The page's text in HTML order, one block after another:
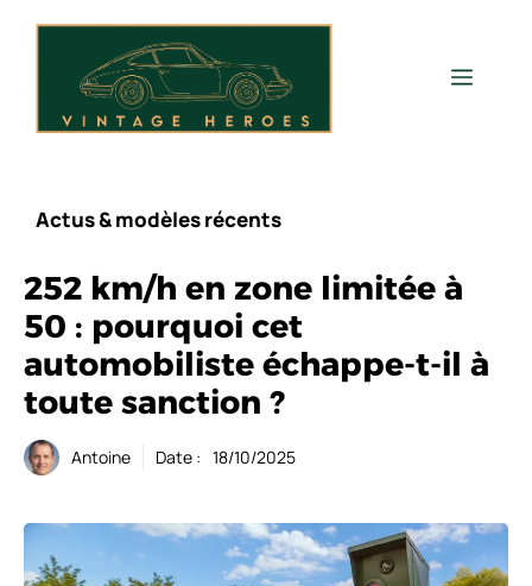
Menu
Actus & modèles récents
252 km/h en zone limitée à
50 : pourquoi cet
automobiliste échappe-t-il à
toute sanction ?
Antoine Date : 18/10/2025